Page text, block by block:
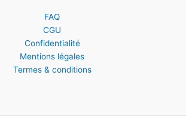
FAQ
CGU
Confidentialité
Mentions légales
Termes & conditions